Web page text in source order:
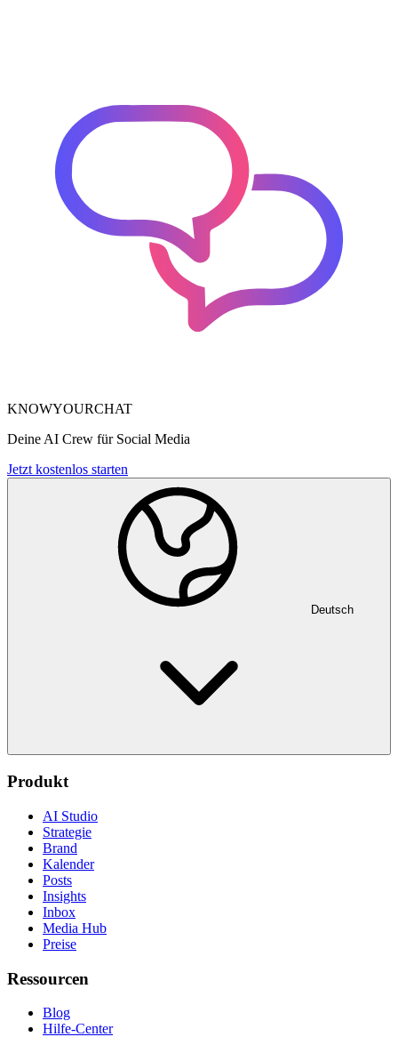
KNOWYOURCHAT
Deine AI Crew für Social Media
Jetzt kostenlos starten
Deutsch
Produkt
AI Studio
Strategie
Brand
Kalender
Posts
Insights
Inbox
Media Hub
Preise
Ressourcen
Blog
Hilfe-Center